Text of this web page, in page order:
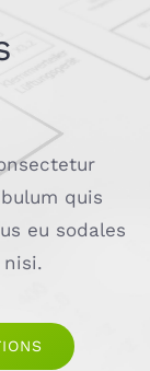
quis
eu sodales